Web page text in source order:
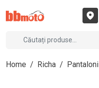
Home / Richa / Pantaloni